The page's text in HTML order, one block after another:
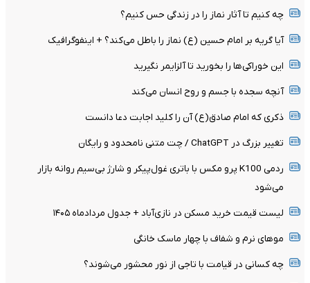
چه کنیم تا آثار نماز را در زندگی حس کنیم؟
آیا گریه بر امام حسین (ع) نماز را باطل می‌کند؟ + اینفوگرافیک
این خوراکی‌ها را بخورید تا آلزایمر نگیرید
آنچه سجده با جسم و روح انسان می‌کند
ذکری که امام صادق(ع) آن را کلید اجابت دعا دانست
تغییر بزرگ در ChatGPT / چت متنی نامحدود و رایگان
ردمی K100 پرو مکس با باتری غول‌پیکر و شارژ بی‌سیم روانه بازار
می‌شود
لیست قیمت خرید مسکن در نازی‌آباد + جدول مردادماه ۱۴۰۵
موهای نرم و شفاف با چهار ماسک خانگی
چه کسانی در قیامت با تاجی از نور محشور می‌شوند؟